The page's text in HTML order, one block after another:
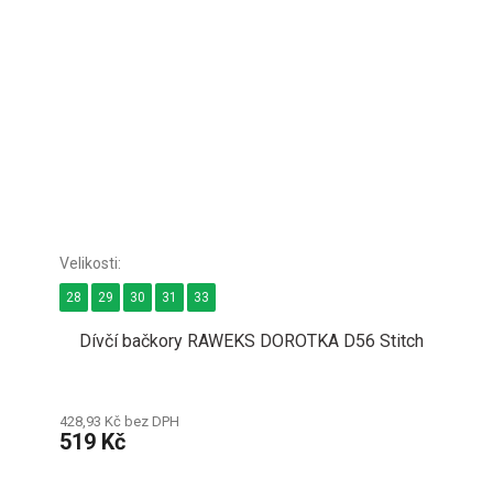
Dívčí bačkory RAWEKS DOROTKA D56 Stitch
428,93 Kč bez DPH
519 Kč
28 29 30 31 33